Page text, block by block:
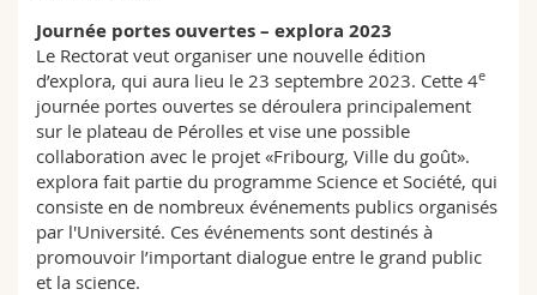
Journée portes ouvertes – explora 2023
Le Rectorat veut organiser une nouvelle édition
d’explora, qui aura lieu le 23 septembre 2023. Cette 4e
journée portes ouvertes se déroulera principalement
sur le plateau de Pérolles et vise une possible
collaboration avec le projet «Fribourg, Ville du goût».
explora fait partie du programme Science et Société, qui
consiste en de nombreux événements publics organisés
par l'Université. Ces événements sont destinés à
promouvoir l’important dialogue entre le grand public
et la science.